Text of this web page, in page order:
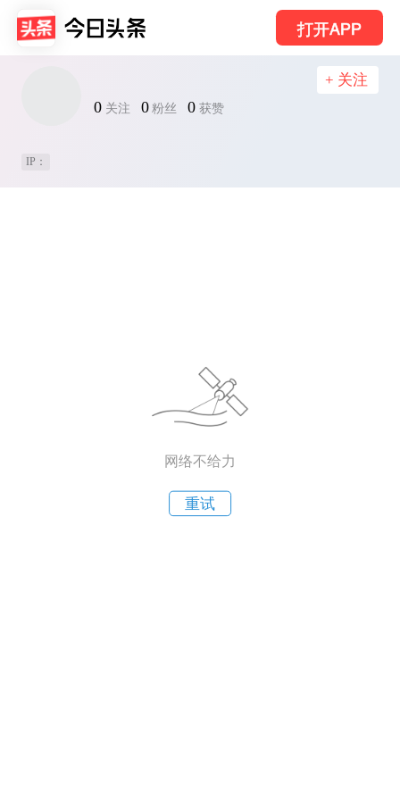
打开APP
0 关注 0 粉丝 0 获赞
+ 关注
IP：
网络不给力
重试